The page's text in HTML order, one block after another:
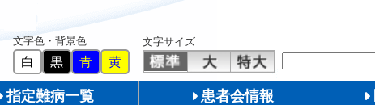
文字サイズ
文字色・背景色
白 黒 青 黄
指定難病一覧 患者会情報